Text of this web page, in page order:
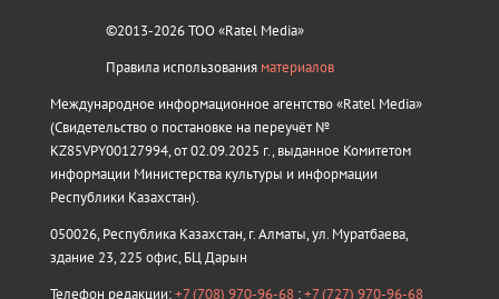
©2013-2026 ТОО «Ratel Media»
Правила использования материалов
Международное информационное агентство «Ratel Media»
(Свидетельство о постановке на переучёт №
KZ85VPY00127994, от 02.09.2025 г., выданное Комитетом
информации Министерства культуры и информации
Республики Казахстан).
050026, Республика Казахстан, г. Алматы, ул. Муратбаева,
здание 23, 225 офис, БЦ Дарын
Телефон редакции:+7 (708) 970-96-68 ;+7 (727) 970-96-68